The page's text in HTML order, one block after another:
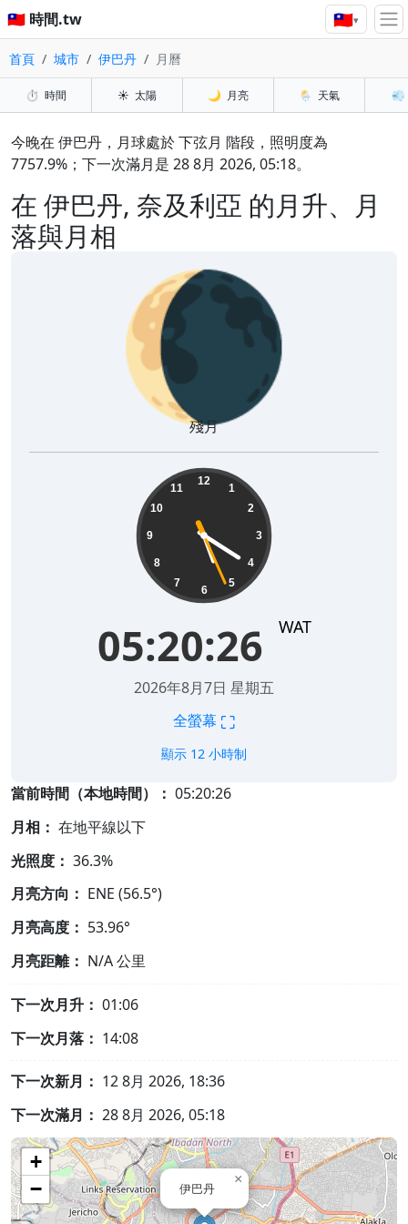
🇹🇼 時間.tw 🇹🇼▾
首頁 城市 伊巴丹 月曆
⏱️ 時間 ☀️ 太陽 🌙 月亮 🌦️ 天氣 💨
在 伊巴丹, 奈及利亞 的月升、月
落與月相
今晚在 伊巴丹，月球處於 下弦月 階段，照明度為
7757.9%；下一次滿月是 28 8月 2026, 05:18。
🌘
殘月
12
1
2
3
4
5
6
7
8
9
10
11
05:20:27 WAT
2026年8月7日 星期五
全螢幕 ⛶
顯示 12 小時制
當前時間（本地時間）： 05:20:27
月相： 在地平線以下
光照度： 36.3%
月亮方向： ENE (56.5°)
月亮高度： 53.96°
月亮距離： N/A公里
下一次月升： 01:06
下一次月落： 14:08
下一次新月： 12 8月 2026, 18:36
下一次滿月： 28 8月 2026, 05:18
伊巴丹
×
+
−